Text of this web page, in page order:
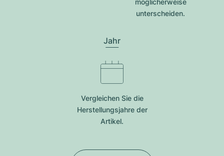
möglicherweise
unterscheiden.
Jahr
Vergleichen Sie die
Herstellungsjahre der
Artikel.